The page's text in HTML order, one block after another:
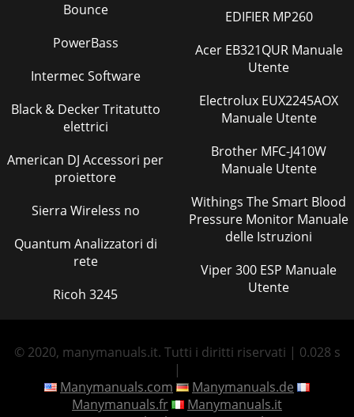
Bounce
PowerBass
Intermec Software
Black & Decker Tritatutto
elettrici
American DJ Accessori per
proiettore
Sierra Wireless no
Quantum Analizzatori di
rete
Ricoh 3245
EDIFIER MP260
Acer EB321QUR Manuale
Utente
Electrolux EUX2245AOX
Manuale Utente
Brother MFC-J410W
Manuale Utente
Withings The Smart Blood
Pressure Monitor Manuale
delle Istruzioni
Viper 300 ESP Manuale
Utente
© 2020, manymanuals.it. Tutti i diritti riservati | 0.028 s
|
Manymanuals.com
Manymanuals.de
Manymanuals.fr
Manymanuals.it